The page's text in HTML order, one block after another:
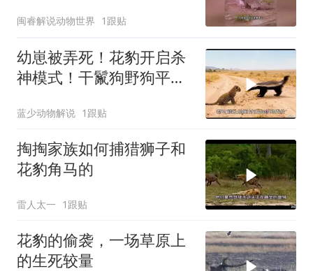
闽睿解说动物世界 1跟贴
幼崽被弄死！花豹开启杀
神模式！干鬣狗野狗平头
蓝少动物解说 1跟贴
掏掏家族如何捕猎狮子和
花豹角马的
雷人太一 1跟贴
花豹的偷袭，一场草原上
的生死较量